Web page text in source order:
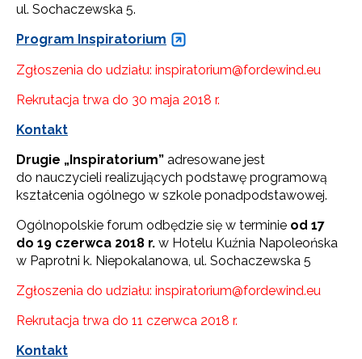
ul. Sochaczewska 5.
Program Inspiratorium
Zgłoszenia do udziału: inspiratorium@fordewind.eu
Rekrutacja trwa do 30 maja 2018 r.
Kontakt
Drugie „Inspiratorium” adresowane jest
do nauczycieli realizujących podstawę programową
kształcenia ogólnego w szkole ponadpodstawowej.
Ogólnopolskie forum odbędzie się w terminie od 17
do 19 czerwca 2018 r. w Hotelu Kuźnia Napoleońska
w Paprotni k. Niepokalanowa, ul. Sochaczewska 5
Zgłoszenia do udziału: inspiratorium@fordewind.eu
Rekrutacja trwa do 11 czerwca 2018 r.
Kontakt